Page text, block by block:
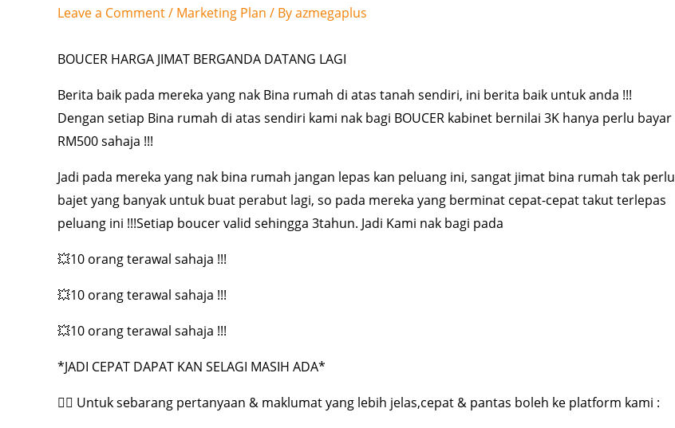
Leave a Comment/ Marketing Plan / Byazmegaplus
BOUCER HARGA JIMAT BERGANDA DATANG LAGI
Berita baik pada mereka yang nak Bina rumah di atas tanah sendiri, ini berita baik untuk anda !!!
Dengan setiap Bina rumah di atas sendiri kami nak bagi BOUCER kabinet bernilai 3K hanya perlu bayar
RM500 sahaja !!!
Jadi pada mereka yang nak bina rumah jangan lepas kan peluang ini, sangat jimat bina rumah tak perlu
bajet yang banyak untuk buat perabut lagi, so pada mereka yang berminat cepat-cepat takut terlepas
peluang ini !!!Setiap boucer valid sehingga 3tahun. Jadi Kami nak bagi pada
💥10 orang terawal sahaja !!!
💥10 orang terawal sahaja !!!
💥10 orang terawal sahaja !!!
*JADI CEPAT DAPAT KAN SELAGI MASIH ADA*
👇🏻 Untuk sebarang pertanyaan & maklumat yang lebih jelas,cepat & pantas boleh ke platform kami :